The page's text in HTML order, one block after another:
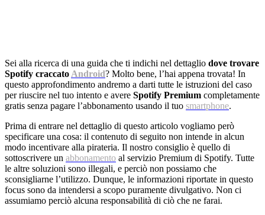
Sei alla ricerca di una guida che ti indichi nel dettaglio dove trovare
Spotify craccato Android? Molto bene, l’hai appena trovata! In
questo approfondimento andremo a darti tutte le istruzioni del caso
per riuscire nel tuo intento e avere Spotify Premium completamente
gratis senza pagare l’abbonamento usando il tuo smartphone.
Prima di entrare nel dettaglio di questo articolo vogliamo però
specificare una cosa: il contenuto di seguito non intende in alcun
modo incentivare alla pirateria. Il nostro consiglio è quello di
sottoscrivere un abbonamento al servizio Premium di Spotify. Tutte
le altre soluzioni sono illegali, e perciò non possiamo che
sconsigliarne l’utilizzo. Dunque, le informazioni riportate in questo
focus sono da intendersi a scopo puramente divulgativo. Non ci
assumiamo perciò alcuna responsabilità di ciò che ne farai.